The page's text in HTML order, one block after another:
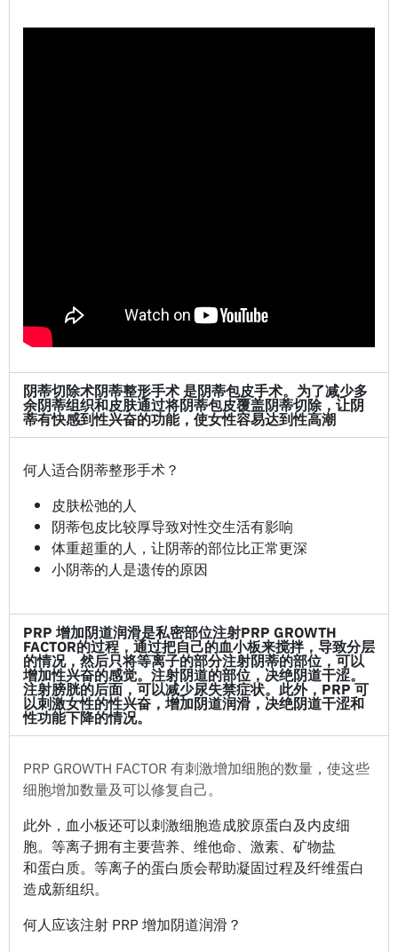
阴蒂切除术阴蒂整形手术 是阴蒂包皮手术。为了减少多
余阴蒂组织和皮肤通过将阴蒂包皮覆盖阴蒂切除，让阴
蒂有快感到性兴奋的功能，使女性容易达到性高潮
何人适合阴蒂整形手术？
皮肤松弛的人
阴蒂包皮比较厚导致对性交生活有影响
体重超重的人，让阴蒂的部位比正常更深
小阴蒂的人是遗传的原因
PRP 增加阴道润滑是私密部位注射PRP GROWTH
FACTOR的过程，通过把自己的血小板来搅拌，导致分层
的情况，然后只将等离子的部分注射阴蒂的部位，可以
增加性兴奋的感觉。注射阴道的部位，决绝阴道干涩。
注射膀胱的后面，可以减少尿失禁症状。此外，PRP 可
以刺激女性的性兴奋，增加阴道润滑，决绝阴道干涩和
性功能下降的情况。
PRP GROWTH FACTOR 有刺激增加细胞的数量，使这些
细胞增加数量及可以修复自己。
此外，血小板还可以刺激细胞造成胶原蛋白及内皮细
胞。等离子拥有主要营养、维他命、激素、矿物盐
和蛋白质。等离子的蛋白质会帮助凝固过程及纤维蛋白
造成新组织。
何人应该注射 PRP 增加阴道润滑？